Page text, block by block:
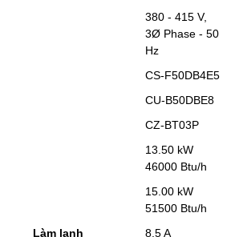
380 - 415 V,
3Ø Phase - 50
Hz
CS-F50DB4E5
CU-B50DBE8
CZ-BT03P
13.50 kW
46000 Btu/h
15.00 kW
51500 Btu/h
Làm lạnh
8.5 A